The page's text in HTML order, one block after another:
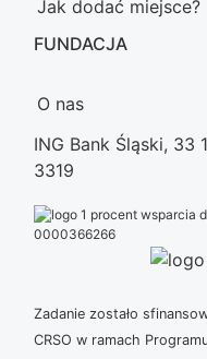
Jak dodać miejsce?
FUNDACJA
O nas
ING Bank Śląski, 33
3319
0000366266
Zadanie zostało
CRSO w ramach